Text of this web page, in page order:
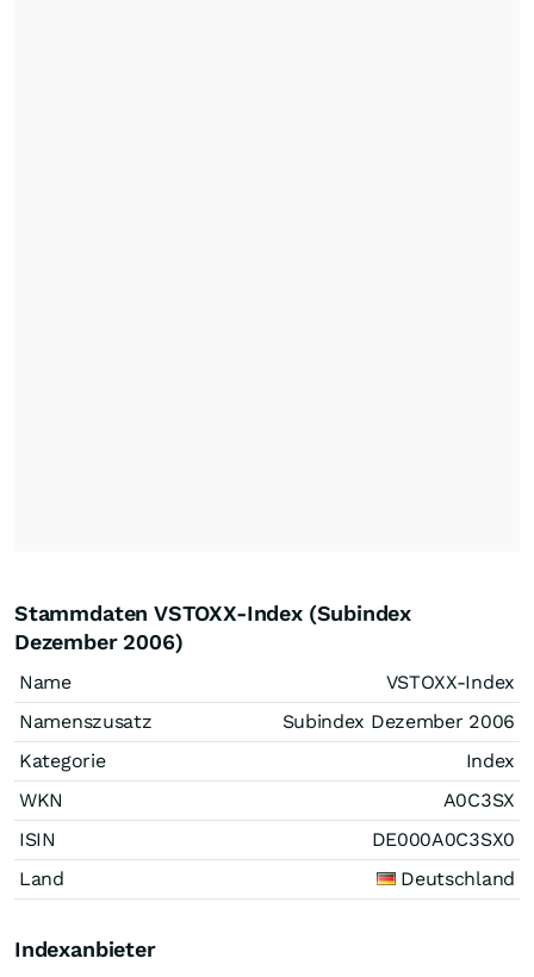
Stammdaten VSTOXX-Index (Subindex
Dezember 2006)
Name
VSTOXX-Index
Namenszusatz
Subindex Dezember 2006
Kategorie
Index
WKN
A0C3SX
ISIN
DE000A0C3SX0
Land
Deutschland
Indexanbieter